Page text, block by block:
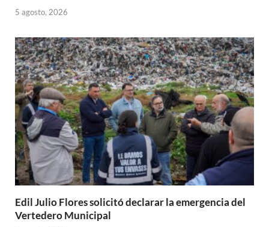
5 agosto, 2026
Edil Julio Flores solicitó declarar la emergencia del
Vertedero Municipal